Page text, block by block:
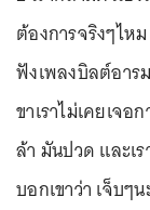
ต้องการจริงๆไห
ฟังเพลงบิลต์อา
ขาเราไม่เคยเจ
ล้า มันปวด และเ
บอกเขาว่า เจ็บๆ